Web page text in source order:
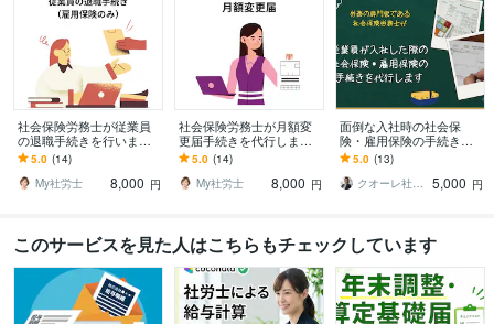
社会保険労務士が従業員
の退職手続きを行います
(雇用保険のみのお手続き
をご希望される方)
5.0 (14)
My社労士
8,000 円
社会保険労務士が月額変
更届手続きを代行します
（固定給に変更があった
場合の社会保険料変更の
お手続きです）
5.0 (14)
My社労士
8,000 円
面倒な入社時の社会保
険・雇用保険の手続き代
行します 入社手続の手間
ゼロ！社労士にお任せで
安心＆スピーディー！！
5.0 (13)
クオーレ社労士＆行政書士
5,000 円
このサービスを見た人はこちらもチェックしています